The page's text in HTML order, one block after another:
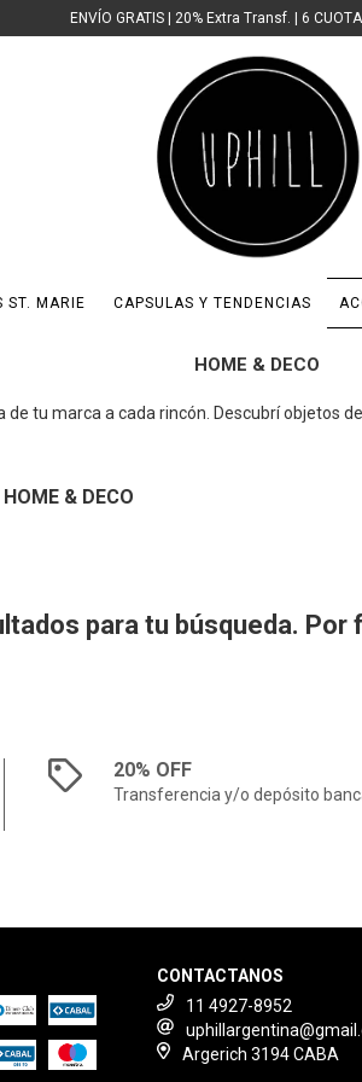
ENVÍO GRATIS | 20% Extra Transf. | 6
ST. MARIE CAPSULAS Y TENDENCIAS
HOME & DECO
de tu marca a cada rincón. Descubrí objetos
HOME & DECO
para tu búsqueda.
20% OFF
Transferencia y/o depósito
CONTACTANOS
11 4927-8952
Argerich 3194 CABA